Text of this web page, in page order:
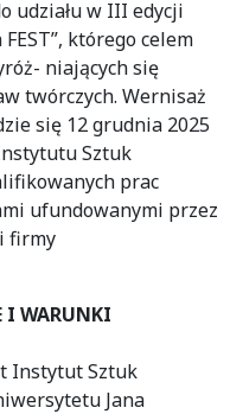
udziału w III edycji
którego celem
niających się
twórczych. Wernisaż
się 12 grudnia 2025
Sztuk
prac
ufundowanymi przez
firmy
I WARUNKI
Instytut Sztuk
Jana